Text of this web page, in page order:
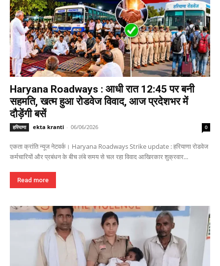
Haryana Roadways : आधी रात 12:45 पर बनी
सहमति, खत्म हुआ रोडवेज विवाद, आज प्रदेशभर में
दौड़ेंगी बसें
हरियाणा ekta kranti - 06/06/2026 0
एकता क्रांति न्यूज नेटवर्क। Haryana Roadways Strike update : हरियाणा रोडवेज
कर्मचारियों और प्रबंधन के बीच लंबे समय से चल रहा विवाद आखिरकार शुक्रवार...
Read more